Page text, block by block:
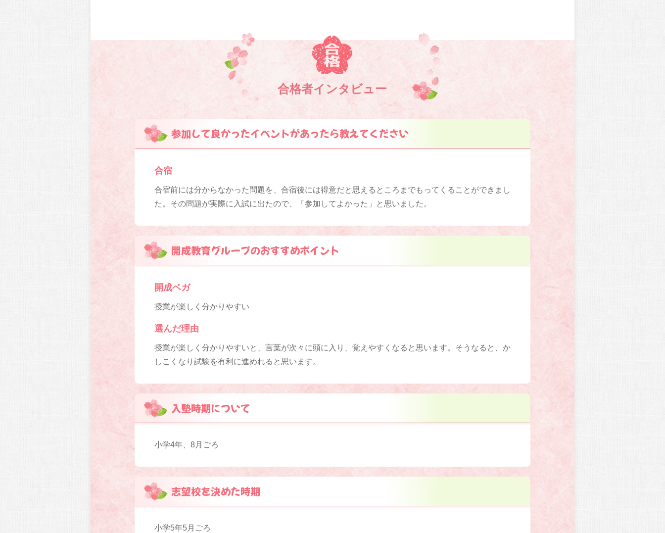
合格者インタビュー
参加して良かったイベントがあったら教えてください
合宿
合宿前には分からなかった問題を、合宿後には得意だと思えるところまでもってくることができまし
た。その問題が実際に入試に出たので、「参加してよかった」と思いました。
開成教育グループのおすすめポイント
開成ベガ
授業が楽しく分かりやすい
選んだ理由
授業が楽しく分かりやすいと、言葉が次々に頭に入り、覚えやすくなると思います。そうなると、か
しこくなり試験を有利に進めれると思います。
入塾時期について
小学4年、8月ごろ
志望校を決めた時期
小学5年5月ごろ